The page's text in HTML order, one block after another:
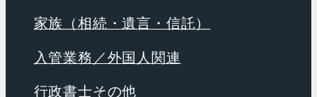
家族（相続・遺言・信託）
入管業務／外国人関連
行政書士その他